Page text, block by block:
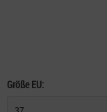
Größe EU: